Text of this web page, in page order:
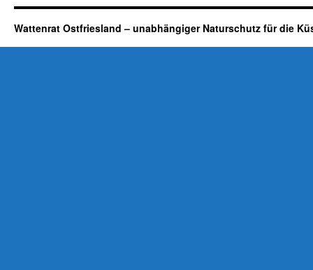
Wattenrat Ostfriesland – unabhängiger Naturschutz für die